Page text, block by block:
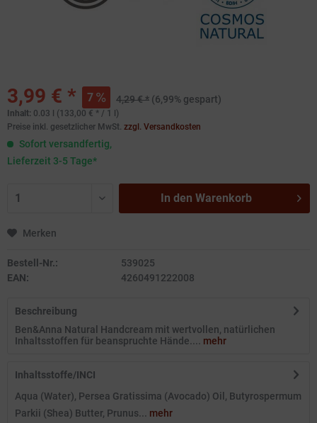
3,99 € * 7 4,29 € * (6,99% gespart)
Inhalt: 0.03 l (133,00 € * / 1 l)
Preise inkl. gesetzlicher MwSt. zzgl. Versandkosten
Sofort versandfertig,
Lieferzeit 3-5 Tage*
In den Warenkorb
Merken
Bestell-Nr.:
539025
EAN:
4260491222008
Beschreibung
Ben&Anna Natural Handcream mit wertvollen, natürlichen
Inhaltsstoffen für beanspruchte Hände.... mehr
Inhaltsstoffe/INCI
Aqua (Water), Persea Gratissima (Avocado) Oil, Butyrospermum
Parkii (Shea) Butter, Prunus... mehr